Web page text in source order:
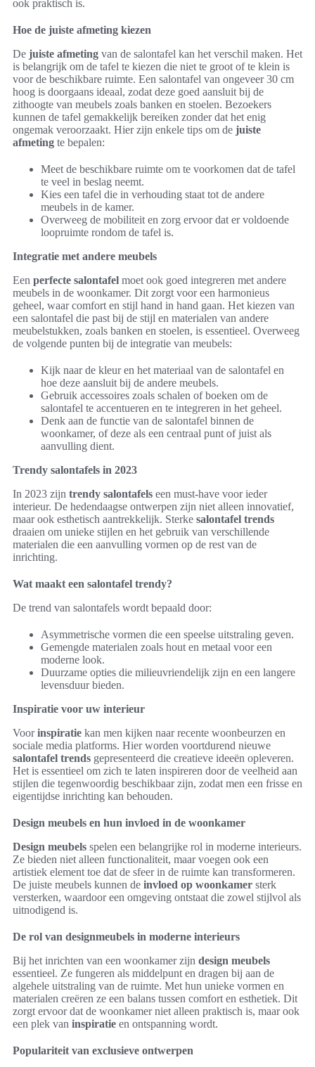
ook praktisch is.
Hoe de juiste afmeting kiezen
De juiste afmeting van de salontafel kan het verschil maken. Het
is belangrijk om de tafel te kiezen die niet te groot of te klein is
voor de beschikbare ruimte. Een salontafel van ongeveer 30 cm
hoog is doorgaans ideaal, zodat deze goed aansluit bij de
zithoogte van meubels zoals banken en stoelen. Bezoekers
kunnen de tafel gemakkelijk bereiken zonder dat het enig
ongemak veroorzaakt. Hier zijn enkele tips om de juiste
afmeting te bepalen:
Meet de beschikbare ruimte om te voorkomen dat de tafel
te veel in beslag neemt.
Kies een tafel die in verhouding staat tot de andere
meubels in de kamer.
Overweeg de mobiliteit en zorg ervoor dat er voldoende
loopruimte rondom de tafel is.
Integratie met andere meubels
Een perfecte salontafel moet ook goed integreren met andere
meubels in de woonkamer. Dit zorgt voor een harmonieus
geheel, waar comfort en stijl hand in hand gaan. Het kiezen van
een salontafel die past bij de stijl en materialen van andere
meubelstukken, zoals banken en stoelen, is essentieel. Overweeg
de volgende punten bij de integratie van meubels:
Kijk naar de kleur en het materiaal van de salontafel en
hoe deze aansluit bij de andere meubels.
Gebruik accessoires zoals schalen of boeken om de
salontafel te accentueren en te integreren in het geheel.
Denk aan de functie van de salontafel binnen de
woonkamer, of deze als een centraal punt of juist als
aanvulling dient.
Trendy salontafels in 2023
In 2023 zijn trendy salontafels een must-have voor ieder
interieur. De hedendaagse ontwerpen zijn niet alleen innovatief,
maar ook esthetisch aantrekkelijk. Sterke salontafel trends
draaien om unieke stijlen en het gebruik van verschillende
materialen die een aanvulling vormen op de rest van de
inrichting.
Wat maakt een salontafel trendy?
De trend van salontafels wordt bepaald door:
Asymmetrische vormen die een speelse uitstraling geven.
Gemengde materialen zoals hout en metaal voor een
moderne look.
Duurzame opties die milieuvriendelijk zijn en een langere
levensduur bieden.
Inspiratie voor uw interieur
Voorinspiratie kan men kijken naar recente woonbeurzen en
sociale media platforms. Hier worden voortdurend nieuwe
salontafel trends gepresenteerd die creatieve ideeën opleveren.
Het is essentieel om zich te laten inspireren door de veelheid aan
stijlen die tegenwoordig beschikbaar zijn, zodat men een frisse en
eigentijdse inrichting kan behouden.
Design meubels en hun invloed in de woonkamer
Design meubels spelen een belangrijke rol in moderne interieurs.
Ze bieden niet alleen functionaliteit, maar voegen ook een
artistiek element toe dat de sfeer in de ruimte kan transformeren.
De juiste meubels kunnen de invloed op woonkamer sterk
versterken, waardoor een omgeving ontstaat die zowel stijlvol als
uitnodigend is.
De rol van designmeubels in moderne interieurs
Bij het inrichten van een woonkamer zijn design meubels
essentieel. Ze fungeren als middelpunt en dragen bij aan de
algehele uitstraling van de ruimte. Met hun unieke vormen en
materialen creëren ze een balans tussen comfort en esthetiek. Dit
zorgt ervoor dat de woonkamer niet alleen praktisch is, maar ook
een plek van inspiratie en ontspanning wordt.
Populariteit van exclusieve ontwerpen